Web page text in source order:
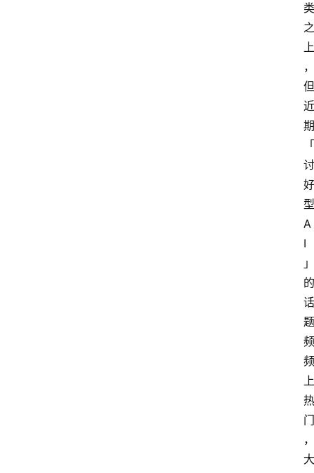
类
之
上
，
但
近
期
「
讨
好
型
A
I
」
的
话
题
频
频
上
热
门
，
大